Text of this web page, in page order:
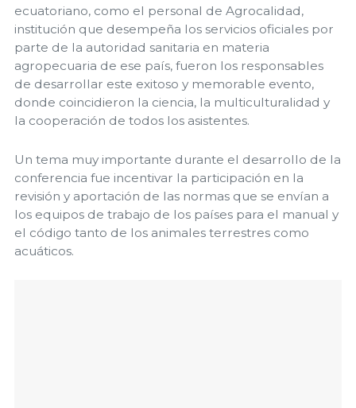
ecuatoriano, como el personal de Agrocalidad,
institución que desempeña los servicios oficiales por
parte de la autoridad sanitaria en materia
agropecuaria de ese país, fueron los responsables
de desarrollar este exitoso y memorable evento,
donde coincidieron la ciencia, la multiculturalidad y
la cooperación de todos los asistentes.
Un tema muy importante durante el desarrollo de la
conferencia fue incentivar la participación en la
revisión y aportación de las normas que se envían a
los equipos de trabajo de los países para el manual y
el código tanto de los animales terrestres como
acuáticos.